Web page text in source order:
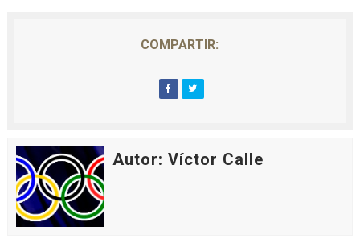
COMPARTIR:
Autor: Víctor Calle